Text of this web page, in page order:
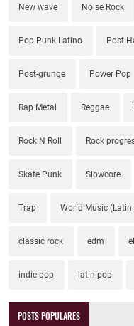
New wave Noise Rock
Pop Punk Latino Post-
Post-grunge Power Pop
Rap Metal Reggae
Rock N Roll Rock
Skate Punk Slowcore
Trap World Music
classic rock edm
indie pop latin pop
POSTS POPULARES